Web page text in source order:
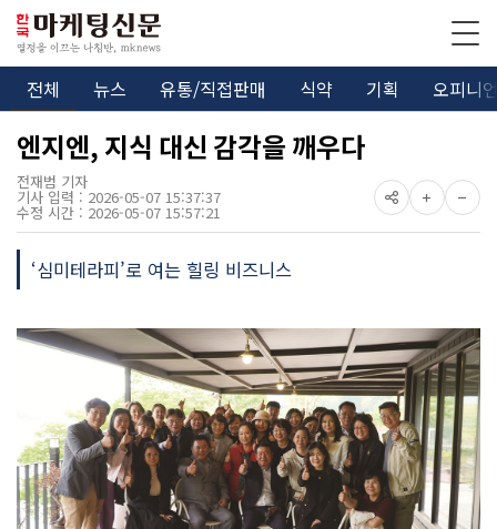
전체 뉴스 유통/직접판매 식약 기획 오피니
엔지엔, 지식 대신 감각을 깨우다
전재범 기자
기사 입력 : 2026-05-07 15:37:37
수정 시간 : 2026-05-07 15:57:21
‘심미테라피’로 여는 힐링 비즈니스